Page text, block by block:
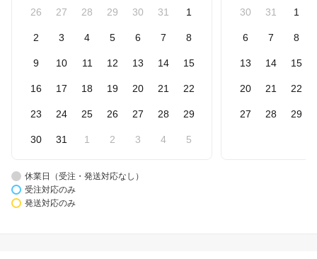
26 27 28 29 30 31 1
2 3 4 5 6 7 8
9 10 11 12 13 14 15
16 17 18 19 20 21 22
23 24 25 26 27 28 29
30 31 1 2 3 4 5
30 31 1
6 7 8
13 14 15
20 21 22
27 28 29
休業日（受注・発送対応なし）
受注対応のみ
発送対応のみ